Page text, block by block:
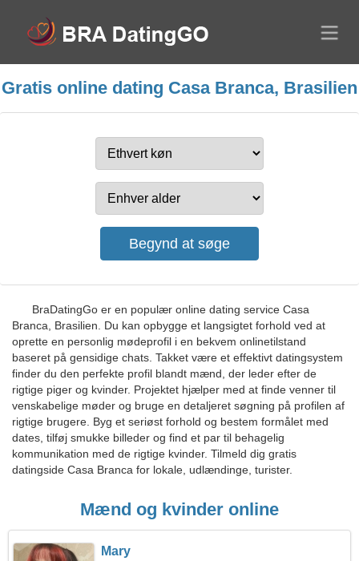
Gratis online dating Casa Branca, Brasilien
BraDatingGo er en populær online dating service Casa
Branca, Brasilien. Du kan opbygge et langsigtet forhold ved at
oprette en personlig mødeprofil i en bekvem onlinetilstand
baseret på gensidige chats. Takket være et effektivt datingsystem
finder du den perfekte profil blandt mænd, der leder efter de
rigtige piger og kvinder. Projektet hjælper med at finde venner til
venskabelige møder og bruge en detaljeret søgning på profilen af
rigtige brugere. Byg et seriøst forhold og bestem formålet med
dates, tilføj smukke billeder og find et par til behagelig
kommunikation med de rigtige kvinder. Tilmeld dig gratis
datingside Casa Branca for lokale, udlændinge, turister.
Mænd og kvinder online
Mary